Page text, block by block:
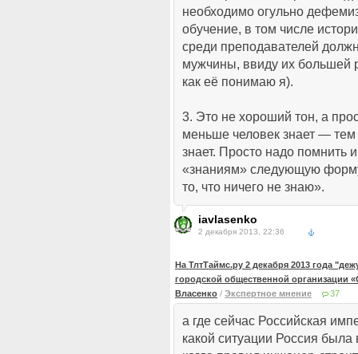
необходимо огульно
обучение, в том числе
среди преподавателей
мужчины, ввиду их большей
как её понимаю я).
3. Это не хороший тон, а
меньше человек знает —
знает. Просто надо помнить
«знаниям» следующую
то, что ничего не знаю».
iavlasenko
2 декабря 2013, 22:36
На ТлтТаймс.ру 2 декабря 2013 года
городской общественной организации
Власенко / Экспертное мнение 37
а где сейчас Российская
какой ситуации Россия